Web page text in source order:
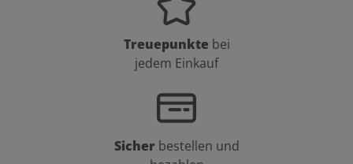
Treuepunkte bei
jedem Einkauf
Sicher bestellen und